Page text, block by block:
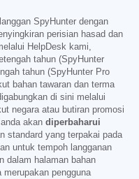
SpyHunter dengan
perisian hasad dan
HelpDesk kami,
tahun (SpyHunter
tahun (SpyHunter Pro
bahan tawaran dan terma
di sini melalui
negara atau butiran promosi
akan diperbaharui
standard yang terpakai pada
untuk tempoh langganan
dalam halaman bahan
merupakan pengguna